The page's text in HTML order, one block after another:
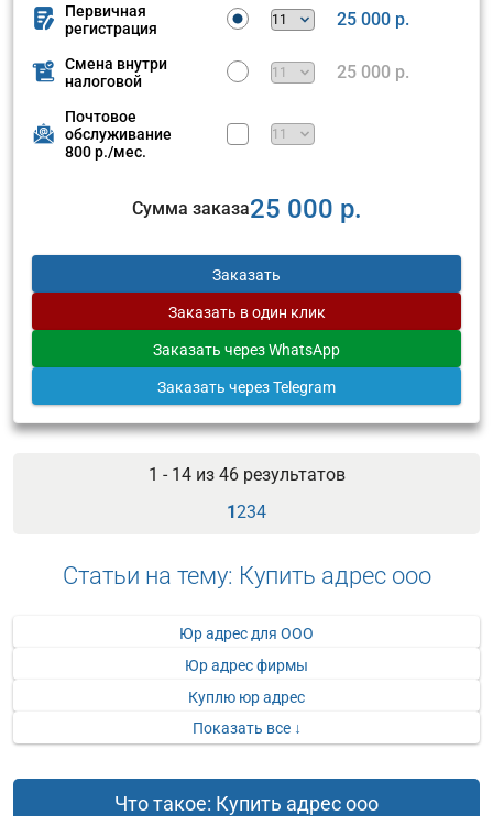
Первичная
регистрация
25 000 р.
Смена внутри
налоговой
25 000 р.
Почтовое
обслуживание
800 р./мес.
Сумма заказа25 000 р.
Заказать
Заказать в один клик
Заказать через WhatsApp
Заказать через Telegram
1 - 14 из 46результатов
1234
Статьи на тему: Купить адрес ооо
Юр адрес для ООО
Юр адрес фирмы
Куплю юр адрес
Показать все ↓
Что такое: Купить адрес ооо